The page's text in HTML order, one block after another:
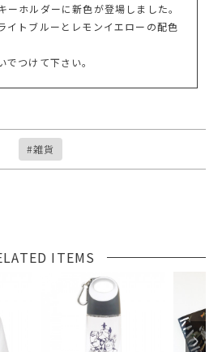
ーホルダーに新色が登場しました。
イトブルーとレモンイエローの配色
つけて下さい。
#雑貨
ITEMS